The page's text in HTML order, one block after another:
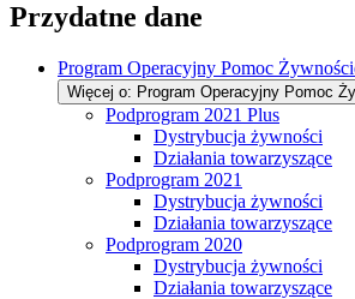
Przydatne dane
Program Operacyjny Pomoc
Więcej o: Program Operacyjny Pomoc
Podprogram 2021 Plus
Dystrybucja żywności
Działania towarzyszące
Podprogram 2021
Dystrybucja żywności
Działania towarzyszące
Podprogram 2020
Dystrybucja żywności
Działania towarzyszące